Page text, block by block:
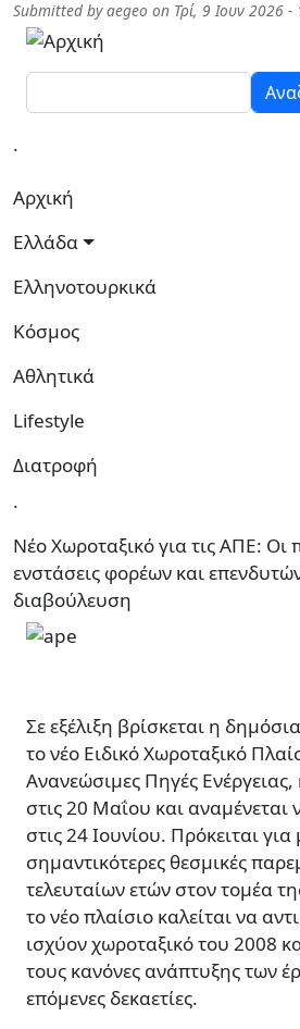
Παράκαμψη προς το κυρίως
Submitted byaegeo on Τρί, 9 Ιουν 2026 -
Αναζήτηση
.
Κεντρική πλοήγηση
Αρχική
Ελλάδα
Ελληνοτουρκικά
Κόσμος
Αθλητικά
Lifestyle
Διατροφή
.
Νέο Χωροταξικό για τις ΑΠΕ: Οι
ενστάσεις φορέων και
διαβούλευση
Σε εξέλιξη βρίσκεται η
το νέο Ειδικό Χωροταξικό
Ανανεώσιμες Πηγές Ενέργειας,
στις 20 Μαΐου και αναμένεται
στις 24 Ιουνίου. Πρόκειται για
σημαντικότερες θεσμικές
τελευταίων ετών στον τομέα
το νέο πλαίσιο καλείται να
ισχύον χωροταξικό του 2008
τους κανόνες ανάπτυξης των
επόμενες δεκαετίες.